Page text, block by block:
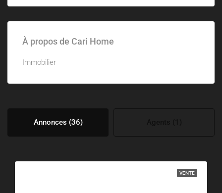
À propos de Cari Home
Immobilier
Annonces (36)
VENTE